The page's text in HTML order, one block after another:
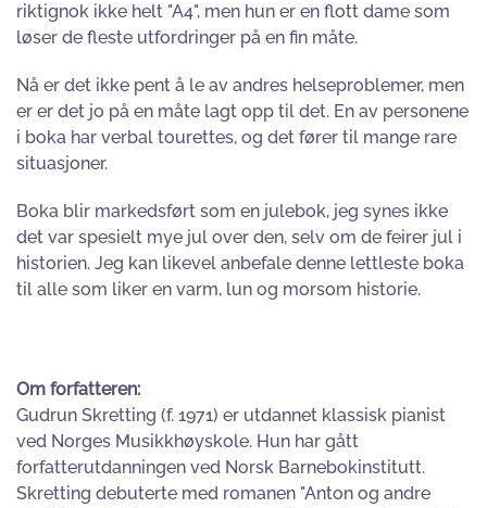
riktignok ikke helt "A4", men hun er en flott dame som
løser de fleste utfordringer på en fin måte.
Nå er det ikke pent å le av andres helseproblemer, men
er er det jo på en måte lagt opp til det. En av personene
i boka har verbal tourettes, og det fører til mange rare
situasjoner.
Boka blir markedsført som en julebok, jeg synes ikke
det var spesielt mye jul over den, selv om de feirer jul i
historien. Jeg kan likevel anbefale denne lettleste boka
til alle som liker en varm, lun og morsom historie.
Om forfatteren:
Gudrun Skretting (f. 1971) er utdannet klassisk pianist
ved Norges Musikkhøyskole. Hun har gått
forfatterutdanningen ved Norsk Barnebokinstitutt.
Skretting debuterte med romanen "Anton og andre